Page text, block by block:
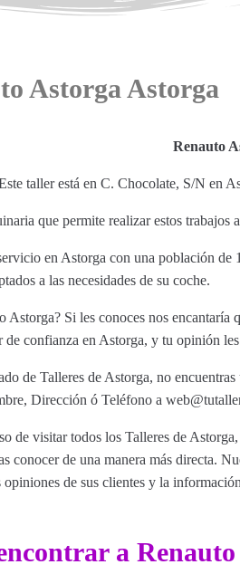
Astorga Astorga
Renauto
taller está en C. Chocolate, S/N en
que permite realizar estos trabajos
en Astorga con una población
a las necesidades de su coche.
Astorga? Si les conoces nos encantaría
de confianza en Astorga, y tu opinión
de Talleres de Astorga, no
Dirección ó Teléfono a
de visitar todos los Talleres de
conocer de una manera más directa.
opiniones de sus clientes y la
a